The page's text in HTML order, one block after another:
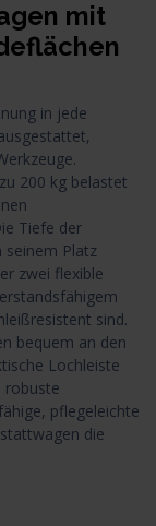
mit
in jede
200 kg belastet
Tiefe der
seinem Platz
zwei flexible
sind.
bequem an den
Lochleiste
robuste
pflegeleichte
die